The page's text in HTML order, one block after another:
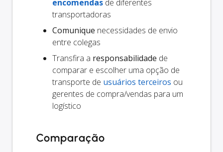
encomendas de diferentes
transportadoras
Comunique necessidades de envio
entre colegas
Transfira a responsabilidade de
comparar e escolher uma opção de
transporte de usuários terceiros ou
gerentes de compra/vendas para um
logístico
Comparação